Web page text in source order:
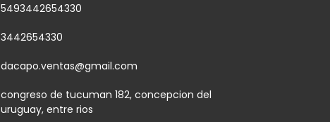
5493442654330
3442654330
dacapo.ventas@gmail.com
congreso de tucuman 182, concepcion del
uruguay, entre rios